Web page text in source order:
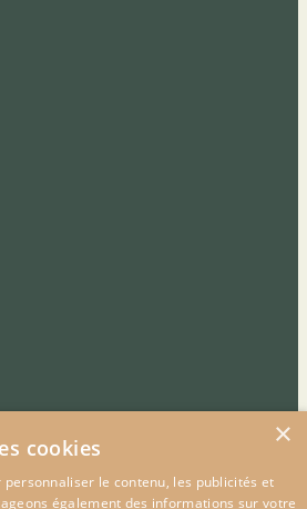
×
cookies
le contenu, les publicités et
également des informations sur votre